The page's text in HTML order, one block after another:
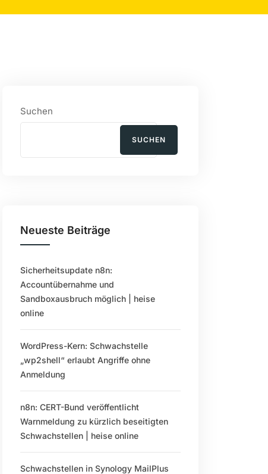
Suchen
SUCHEN
Neueste Beiträge
Sicherheitsupdate n8n:
Accountübernahme und
Sandboxausbruch möglich | heise
online
WordPress-Kern: Schwachstelle
„wp2shell“ erlaubt Angriffe ohne
Anmeldung
n8n: CERT-Bund veröffentlicht
Warnmeldung zu kürzlich beseitigten
Schwachstellen | heise online
Schwachstellen in Synology MailPlus